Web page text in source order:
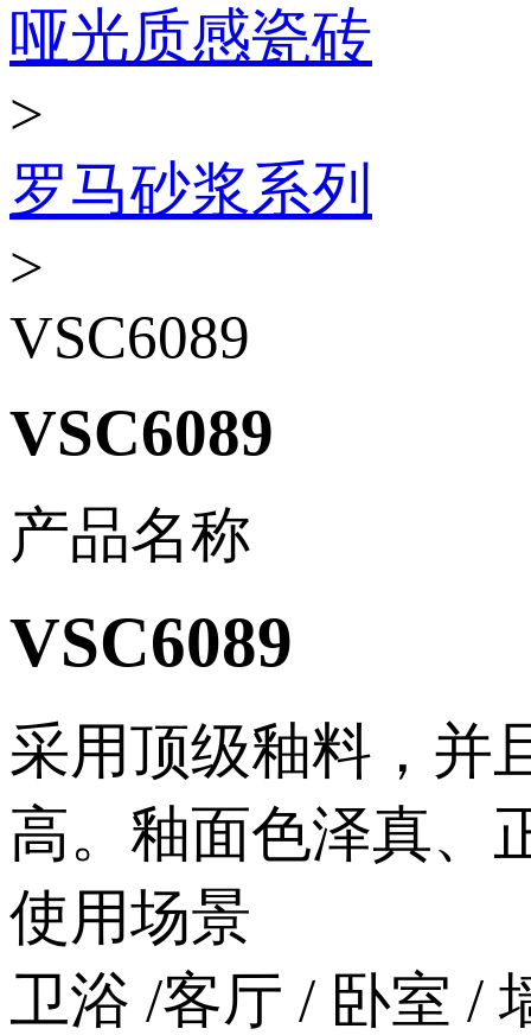
哑光质感瓷砖
>
罗马砂浆系列
>
VSC6089
VSC6089
产品名称
VSC6089
采用顶级釉料，并
高。釉面色泽真、正
使用场景
卫浴 /客厅 / 卧室 /